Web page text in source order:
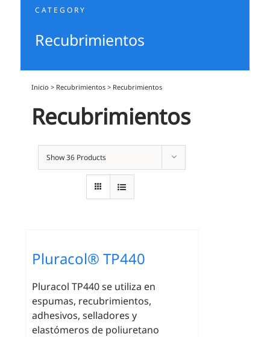
CATEGORY
Recubrimientos
Inicio > Recubrimientos > Recubrimientos
Recubrimientos
Show36 Products
Pluracol® TP440
Pluracol TP440 se utiliza en
espumas, recubrimientos,
adhesivos, selladores y
elastómeros de poliuretano